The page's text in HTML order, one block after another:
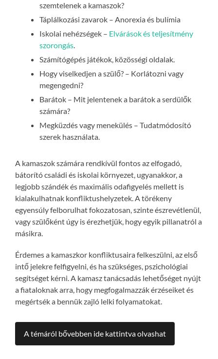
szemtelenek a kamaszok?
Táplálkozási zavarok – Anorexia és bulímia
Iskolai nehézségek – Elvárások és teljesítmény
szorongás.
Számítógépés játékok, közösségi oldalak.
Hogy viselkedjen a szülő? – Korlátozni vagy
megengedni?
Barátok – Mit jelentenek a barátok a serdülők
számára?
Megküzdés vagy menekülés – Tudatmódosító
szerek használata.
A kamaszok számára rendkívül fontos az elfogadó,
bátorító családi és iskolai környezet, ugyanakkor, a
legjobb szándék és maximális odafigyelés mellett is
kialakulhatnak konfliktushelyzetek. A törékeny
egyensúly felborulhat fokozatosan, szinte észrevétlenül,
vagy szülőként úgy is érezhetjük, hogy egyik pillanatról a
másikra.
Érdemes a kamaszkor konfliktusaira felkeszülni, az első
intő jelekre felfigyelni, és ha szükséges, pszichológiai
segítséget kérni. A kamasz tanácsadás lehetőséget nyújt
a fiataloknak arra, hogy megfogalmazzák érzéseiket és
megértsék a bennük zajló lelki folyamatokat.
A témáról bővebben ide kattintva olvashat